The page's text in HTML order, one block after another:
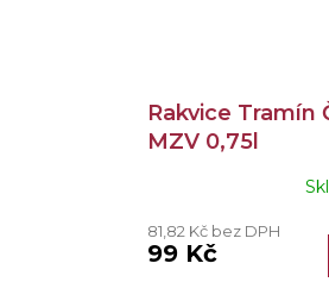
Rakvice Tramín
MZV 0,75l
produktu
je
81,82 Kč bez DPH
99 Kč